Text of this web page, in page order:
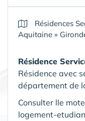
Résidences
Aquitaine »
Résidence
Résidence avec
département de
Consulter lle
logement-